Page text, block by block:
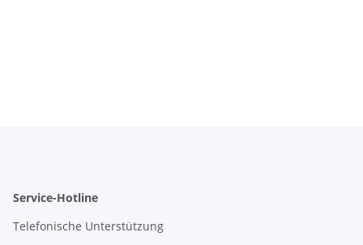
Service-Hotline
Telefonische Unterstützung